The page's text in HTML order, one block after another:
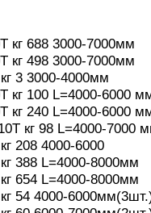
кг 688 3000-7000мм
кг 498 3000-7000мм
3 3000-4000мм
кг 100 L=4000-6000
кг 240 L=4000-6000
кг 98 L=4000-7000
208 4000-6000
388 L=4000-8000мм
654 L=4000-8000мм
54 4000-